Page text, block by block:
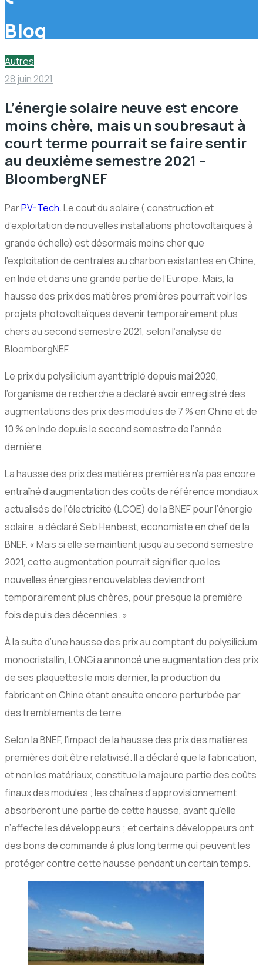
Blog
Autres
28 juin 2021
L’énergie solaire neuve est encore
moins chère, mais un soubresaut à
court terme pourrait se faire sentir
au deuxième semestre 2021 –
BloombergNEF
ParPV-Tech. Le cout du solaire ( construction et
d’exploitation de nouvelles installations photovoltaïques à
grande échelle) est désormais moins cher que
l’exploitation de centrales au charbon existantes en Chine,
en Inde et dans une grande partie de l’Europe. Mais, la
hausse des prix des matières premières pourrait voir les
projets photovoltaïques devenir temporairement plus
chers au second semestre 2021, selon l’analyse de
BloombergNEF.
Le prix du polysilicium ayant triplé depuis mai 2020,
l’organisme de recherche a déclaré avoir enregistré des
augmentations des prix des modules de 7 % en Chine et de
10 % en Inde depuis le second semestre de l’année
dernière.
La hausse des prix des matières premières n’a pas encore
entraîné d’augmentation des coûts de référence mondiaux
actualisés de l’électricité (LCOE) de la BNEF pour l’énergie
solaire, a déclaré Seb Henbest, économiste en chef de la
BNEF. « Mais si elle se maintient jusqu’au second semestre
2021, cette augmentation pourrait signifier que les
nouvelles énergies renouvelables deviendront
temporairement plus chères, pour presque la première
fois depuis des décennies. »
À la suite d’une hausse des prix au comptant du polysilicium
monocristallin, LONGi a annoncé une augmentation des prix
de ses plaquettes le mois dernier, la production du
fabricant en Chine étant ensuite encore perturbée par
des tremblements de terre.
Selon la BNEF, l’impact de la hausse des prix des matières
premières doit être relativisé. Il a déclaré que la fabrication,
et non les matériaux, constitue la majeure partie des coûts
finaux des modules ; les chaînes d’approvisionnement
absorberont une partie de cette hausse, avant qu’elle
n’affecte les développeurs ; et certains développeurs ont
des bons de commande à plus long terme qui peuvent les
protéger contre cette hausse pendant un certain temps.